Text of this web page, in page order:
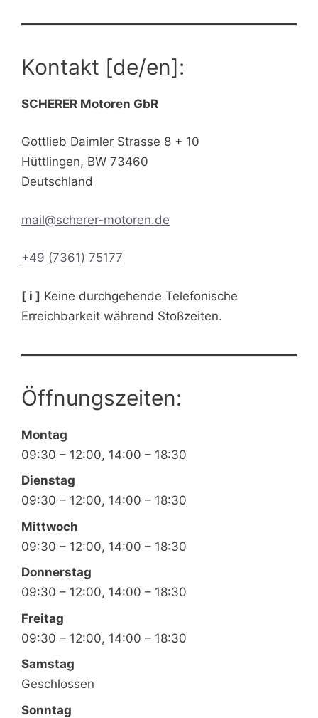
Kontakt [de/en]:
SCHERER Motoren GbR
Gottlieb Daimler Strasse 8 + 10
Hüttlingen, BW 73460
Deutschland
mail@scherer-motoren.de
+49 (7361) 75177
[ i ] Keine durchgehende Telefonische
Erreichbarkeit während Stoßzeiten.
Öffnungszeiten:
Montag
09:30 – 12:00, 14:00 – 18:30
Dienstag
09:30 – 12:00, 14:00 – 18:30
Mittwoch
09:30 – 12:00, 14:00 – 18:30
Donnerstag
09:30 – 12:00, 14:00 – 18:30
Freitag
09:30 – 12:00, 14:00 – 18:30
Samstag
Geschlossen
Sonntag